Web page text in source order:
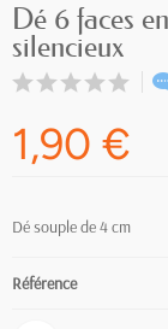
Dé 6 faces
silencieux
1,90 €
Dé souple de 4 cm
Référence